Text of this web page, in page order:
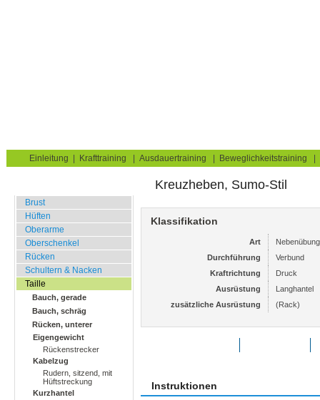
Einleitung Krafttraining Ausdauertraining Beweglichkeitstraining
Brust
Hüften
Oberarme
Oberschenkel
Rücken
Schultern & Nacken
Taille
Bauch, gerade
Bauch, schräg
Rücken, unterer
Eigengewicht
Rückenstrecker
Kabelzug
Rudern, sitzend, mit
Hüftstreckung
Kurzhantel
Kreuzheben, Sumo-Stil
Klassifikation
Art
Nebenübung
Durchführung
Verbund
Kraftrichtung
Druck
Ausrüstung
Langhantel
zusätzliche Ausrüstung
(Rack)
Instruktionen